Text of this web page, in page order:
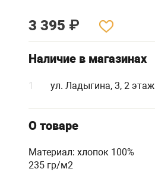
3 395 ₽
Наличие в магазинах
1 ул. Ладыгина, 3, 2 этаж
О товаре
Материал: хлопок 100%
235 гр/м2